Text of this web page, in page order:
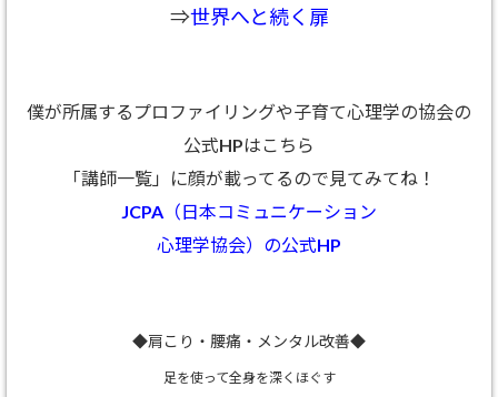
⇒世界へと続く扉
僕が所属するプロファイリングや子育て心理学の協会の
公式HPはこちら
「講師一覧」に顔が載ってるので見てみてね！
JCPA（日本コミュニケーション
心理学協会）の公式HP
◆肩こり・腰痛・メンタル改善◆
足を使って全身を深くほぐす